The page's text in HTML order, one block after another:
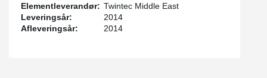
Elementleverandør: Twintec Middle East
Leveringsår:
2014
Afleveringsår:
2014